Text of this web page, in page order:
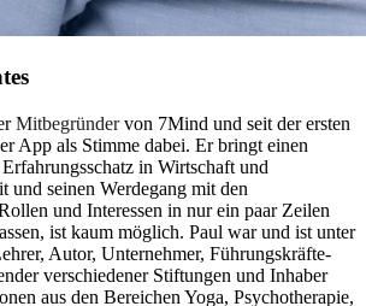
Mitbegründervon 7Mind und seit der ersten
App als Stimme dabei. Er bringt einen
in Wirtschaft und
und seinen Werdegang mit den
und Interessen in nur ein paar Zeilen
ist kaum möglich. Paul war und ist unter
Autor, Unternehmer, Führungskräfte-
verschiedener Stiftungen und Inhaber
aus den Bereichen Yoga, Psychotherapie,